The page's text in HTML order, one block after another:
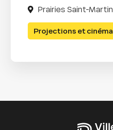
Prairies Saint-Martin
Projections et cinéma